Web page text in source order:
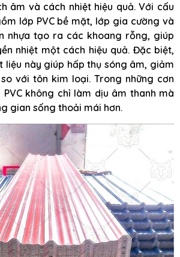
âm và cách nhiệt hiệu quả. Với cấu
lớp PVC bề mặt, lớp gia cường và
nhựa tạo ra các khoang rỗng, giúp
nhiệt một cách hiệu quả. Đặc biệt,
liệu này giúp hấp thụ sóng âm, giảm
với tôn kim loại. Trong những cơn
PVC không chỉ làm dịu âm thanh mà
gian sống thoải mái hơn.